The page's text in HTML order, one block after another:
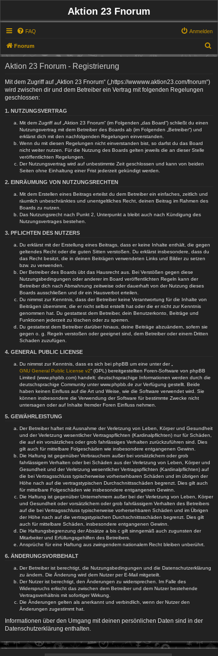
Aktion 23 Fnorum
FAQ Anmelden
Fnorum
u
Aktion 23 Fnorum - Registrierung
Mit dem Zugriff auf „Aktion 23 Fnorum“ („https://wwwww.aktion23.com/fnorum“)
wird zwischen dir und dem Betreiber ein Vertrag mit folgenden Regelungen
geschlossen:
1. NUTZUNGSVERTRAG
Mit dem Zugriff auf „Aktion 23 Fnorum“ (im Folgenden „das Board“) schließt du einen
Nutzungsvertrag mit dem Betreiber des Boards ab (im Folgenden „Betreiber“) und
erklärst dich mit den nachfolgenden Regelungen einverstanden.
Wenn du mit diesen Regelungen nicht einverstanden bist, so darfst du das Board
nicht weiter nutzen. Für die Nutzung des Boards gelten jeweils die an dieser Stelle
veröffentlichten Regelungen.
Der Nutzungsvertrag wird auf unbestimmte Zeit geschlossen und kann von beiden
Seiten ohne Einhaltung einer Frist jederzeit gekündigt werden.
2. EINRÄUMUNG VON NUTZUNGSRECHTEN
Mit dem Erstellen eines Beitrags erteilst du dem Betreiber ein einfaches, zeitlich und
räumlich unbeschränktes und unentgeltliches Recht, deinen Beitrag im Rahmen des
Boards zu nutzen.
Das Nutzungsrecht nach Punkt 2, Unterpunkt a bleibt auch nach Kündigung des
Nutzungsvertrages bestehen.
3. PFLICHTEN DES NUTZERS
Du erklärst mit der Erstellung eines Beitrags, dass er keine Inhalte enthält, die gegen
geltendes Recht oder die guten Sitten verstoßen. Du erklärst insbesondere, dass du
das Recht besitzt, die in deinen Beiträgen verwendeten Links und Bilder zu setzen
bzw. zu verwenden.
Der Betreiber des Boards übt das Hausrecht aus. Bei Verstößen gegen diese
Nutzungsbedingungen oder anderer im Board veröffentlichten Regeln kann der
Betreiber dich nach Abmahnung zeitweise oder dauerhaft von der Nutzung dieses
Boards ausschließen und dir ein Hausverbot erteilen.
Du nimmst zur Kenntnis, dass der Betreiber keine Verantwortung für die Inhalte von
Beiträgen übernimmt, die er nicht selbst erstellt hat oder die er nicht zur Kenntnis
genommen hat. Du gestattest dem Betreiber, dein Benutzerkonto, Beiträge und
Funktionen jederzeit zu löschen oder zu sperren.
Du gestattest dem Betreiber darüber hinaus, deine Beiträge abzuändern, sofern sie
gegen o. g. Regeln verstoßen oder geeignet sind, dem Betreiber oder einem Dritten
Schaden zuzufügen.
4. GENERAL PUBLIC LICENSE
Du nimmst zur Kenntnis, dass es sich bei phpBB um eine unter der „
GNU General Public License v2“ (GPL) bereitgestellten Foren-Software von phpBB
Limited (www.phpbb.com) handelt; deutschsprachige Informationen werden durch die
deutschsprachige Community unter www.phpbb.de zur Verfügung gestellt. Beide
haben keinen Einfluss auf die Art und Weise, wie die Software verwendet wird. Sie
können insbesondere die Verwendung der Software für bestimmte Zwecke nicht
untersagen oder auf Inhalte fremder Foren Einfluss nehmen.
5. GEWÄHRLEISTUNG
Der Betreiber haftet mit Ausnahme der Verletzung von Leben, Körper und Gesundheit
und der Verletzung wesentlicher Vertragspflichten (Kardinalpflichten) nur für Schäden,
die auf ein vorsätzliches oder grob fahrlässiges Verhalten zurückzuführen sind. Dies
gilt auch für mittelbare Folgeschäden wie insbesondere entgangenen Gewinn.
Die Haftung ist gegenüber Verbrauchern außer bei vorsätzlichem oder grob
fahrlässigem Verhalten oder bei Schäden aus der Verletzung von Leben, Körper und
Gesundheit und der Verletzung wesentlicher Vertragspflichten (Kardinalpflichten) auf
die bei Vertragsschluss typischerweise vorhersehbaren Schäden und im übrigen der
Höhe nach auf die vertragstypischen Durchschnittsschäden begrenzt. Dies gilt auch
für mittelbare Folgeschäden wie insbesondere entgangenen Gewinn.
Die Haftung ist gegenüber Unternehmern außer bei der Verletzung von Leben, Körper
und Gesundheit oder vorsätzlichem oder grob fahrlässigem Verhalten des Betreibers
auf die bei Vertragsschluss typischerweise vorhersehbaren Schäden und im Übrigen
der Höhe nach auf die vertragstypischen Durchschnittsschäden begrenzt. Dies gilt
auch für mittelbare Schäden, insbesondere entgangenen Gewinn.
Die Haftungsbegrenzung der Absätze a bis c gilt sinngemäß auch zugunsten der
Mitarbeiter und Erfüllungsgehilfen des Betreibers.
Ansprüche für eine Haftung aus zwingendem nationalem Recht bleiben unberührt.
6. ÄNDERUNGSVORBEHALT
Der Betreiber ist berechtigt, die Nutzungsbedingungen und die Datenschutzerklärung
zu ändern. Die Änderung wird dem Nutzer per E-Mail mitgeteilt.
Der Nutzer ist berechtigt, den Änderungen zu widersprechen. Im Falle des
Widerspruchs erlischt das zwischen dem Betreiber und dem Nutzer bestehende
Vertragsverhältnis mit sofortiger Wirkung.
Die Änderungen gelten als anerkannt und verbindlich, wenn der Nutzer den
Änderungen zugestimmt hat.
Informationen über den Umgang mit deinen persönlichen Daten sind in der
Datenschutzerklärung enthalten.